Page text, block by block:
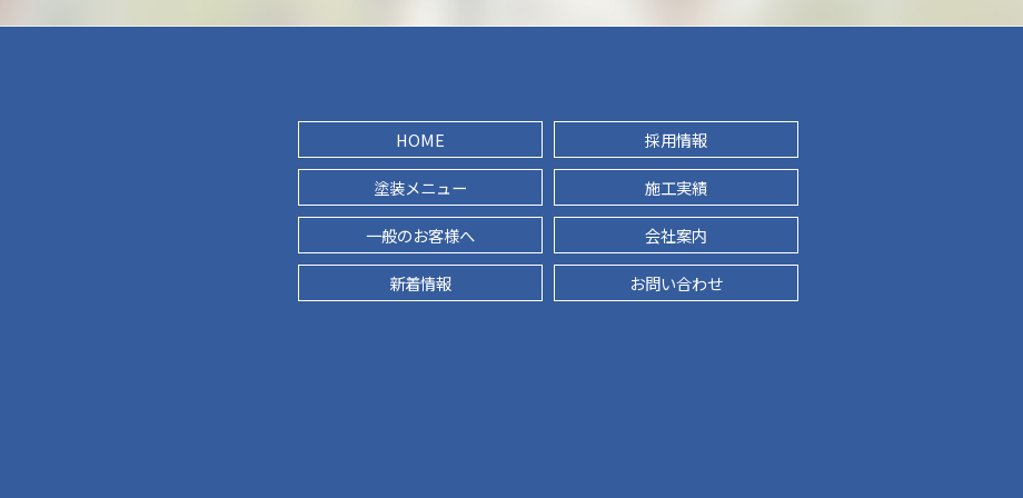
HOME 採用情報
塗装メニュー 施工実績
一般のお客様へ 会社案内
新着情報 お問い合わせ